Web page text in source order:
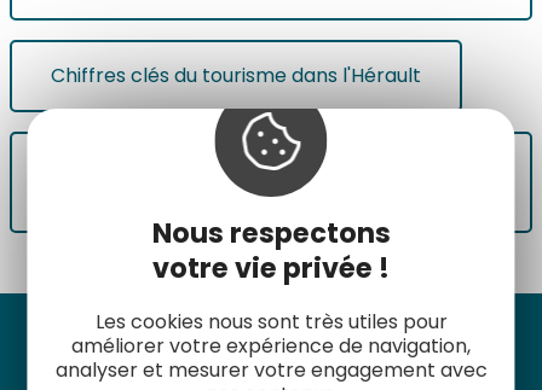
Nous respectons
votre vie privée !
Les cookies nous sont très utiles pour
améliorer votre expérience de navigation,
analyser et mesurer votre engagement avec
Chiffres clés du tourisme dans l'Hérault
Devenir ambassadeur de l'Hérault
Suivez-nous